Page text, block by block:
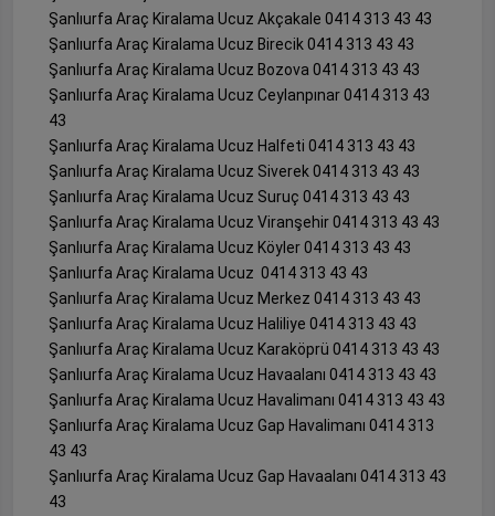
Şanlıurfa Araç Kiralama Ucuz Akçakale 0414 313 43 43
Şanlıurfa Araç Kiralama Ucuz Birecik 0414 313 43 43
Şanlıurfa Araç Kiralama Ucuz Bozova 0414 313 43 43
Şanlıurfa Araç Kiralama Ucuz Ceylanpınar 0414 313 43
43
Şanlıurfa Araç Kiralama Ucuz Halfeti 0414 313 43 43
Şanlıurfa Araç Kiralama Ucuz Siverek 0414 313 43 43
Şanlıurfa Araç Kiralama Ucuz Suruç 0414 313 43 43
Şanlıurfa Araç Kiralama Ucuz Viranşehir 0414 313 43 43
Şanlıurfa Araç Kiralama Ucuz Köyler 0414 313 43 43
Şanlıurfa Araç Kiralama Ucuz 0414 313 43 43
Şanlıurfa Araç Kiralama Ucuz Merkez 0414 313 43 43
Şanlıurfa Araç Kiralama Ucuz Haliliye 0414 313 43 43
Şanlıurfa Araç Kiralama Ucuz Karaköprü 0414 313 43 43
Şanlıurfa Araç Kiralama Ucuz Havaalanı 0414 313 43 43
Şanlıurfa Araç Kiralama Ucuz Havalimanı 0414 313 43 43
Şanlıurfa Araç Kiralama Ucuz Gap Havalimanı 0414 313
43 43
Şanlıurfa Araç Kiralama Ucuz Gap Havaalanı 0414 313 43
43